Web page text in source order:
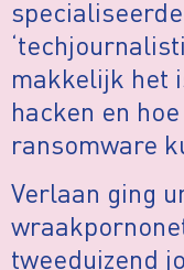
makkelijk het
hacken en
ransomware
Verlaan ging
tweeduizend